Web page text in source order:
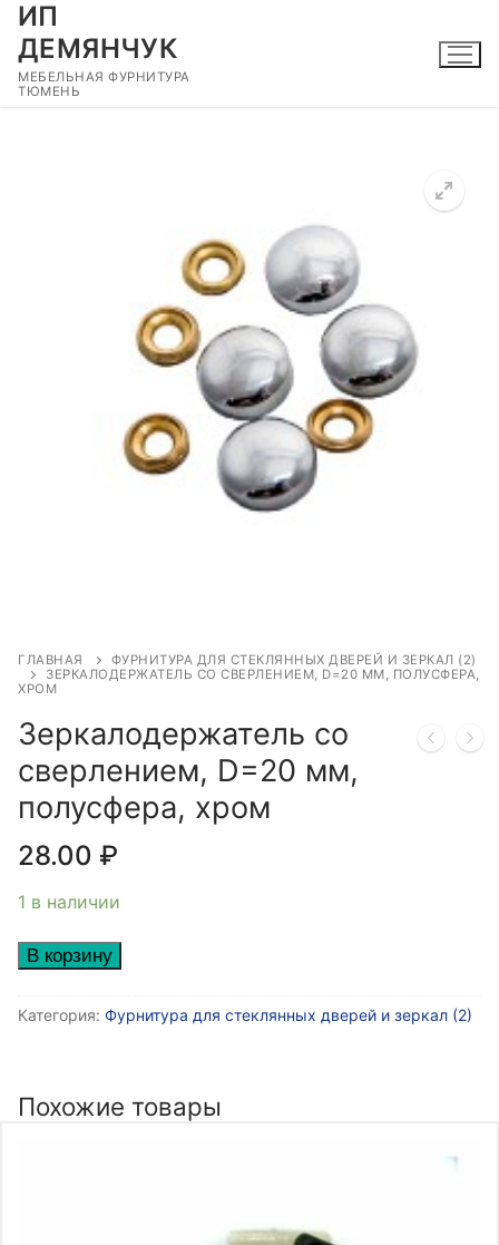
Перейти
содержимому
ИП
ДЕМЯНЧУК
МЕБЕЛЬНАЯ ФУРНИТУРА
ТЮМЕНЬ
ГЛАВНАЯ
ФУРНИТУРА ДЛЯ СТЕКЛЯННЫХ ДВЕРЕЙ И ЗЕРКАЛ (2)
ЗЕРКАЛОДЕРЖАТЕЛЬ СО СВЕРЛЕНИЕМ, D=20 ММ, ПОЛУСФЕРА,
ХРОМ
Зеркалодержатель со
сверлением, D=20 мм,
полусфера, хром
28.00 ₽
1 в наличии
Количество
Зеркалодержатель
D=20
мм,
В корзину
Категория: Фурнитура для стеклянных дверей и зеркал (2)
Похожие товары